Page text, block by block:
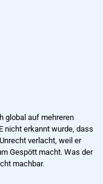
global auf mehreren
nicht erkannt wurde, dass
verlacht, weil er
Gespött macht. Was der
machbar.